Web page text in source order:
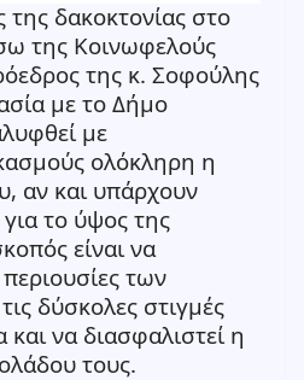
δακοκτονίας στο
της Κοινωφελούς
της κ. Σοφούλης
με το Δήμο
με
ολόκληρη η
αν και υπάρχουν
για το ύψος της
είναι να
των
δύσκολες στιγμές
να διασφαλιστεί η
τους.